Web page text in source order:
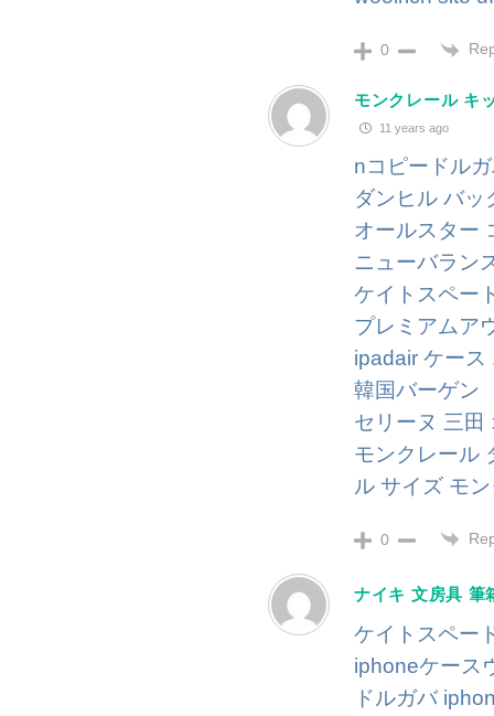
0
モンクレール キ
11 years ago
nコピードル
ダンヒル バッ
オールスター
ニューバラン
ケイトスペー
プレミアムア
ipadair ケース
韓国バーゲン
セリーヌ 三田
モンクレール
ル サイズ モ
0
ナイキ 文房具 筆
ケイトスペー
iphoneケース
ドルガバ